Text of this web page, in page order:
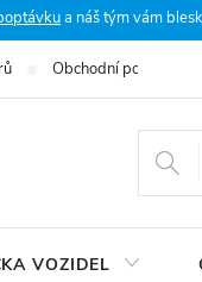
a náš tým vám
Obchodní podmínky
VOZIDEL